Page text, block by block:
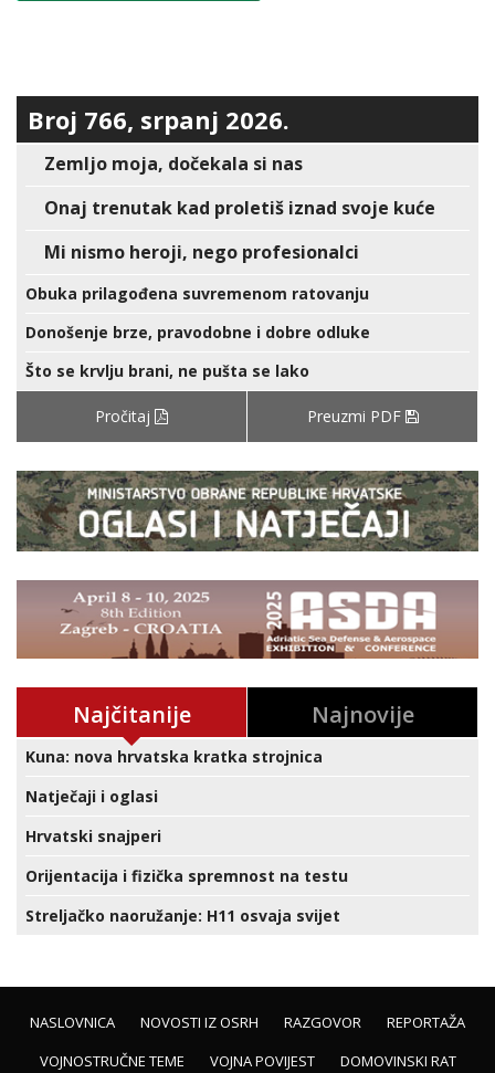
Broj 766, srpanj 2026.
Zemljo moja, dočekala si nas
Onaj trenutak kad proletiš iznad svoje kuće
Mi nismo heroji, nego profesionalci
Obuka prilagođena suvremenom ratovanju
Donošenje brze, pravodobne i dobre odluke
Što se krvlju brani, ne pušta se lako
Pročitaj Preuzmi PDF
Najčitanije Najnovije
Kuna: nova hrvatska kratka strojnica
Natječaji i oglasi
Hrvatski snajperi
Orijentacija i fizička spremnost na testu
Streljačko naoružanje: H11 osvaja svijet
NASLOVNICA NOVOSTI IZ OSRH RAZGOVOR
REPORTAŽA
VOJNOSTRUČNE TEME
VOJNA POVIJEST
DOMOVINSKI RAT